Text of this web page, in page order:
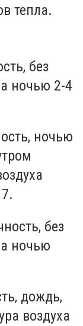
тепла.
без
ночью 2-4
ночью
без
ночью
дождь,
воздуха